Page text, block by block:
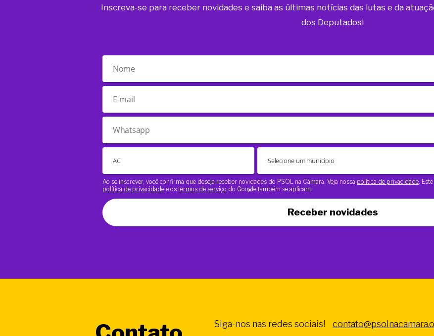
Inscreva-se para receber novidades e saiba as últimas notícias das lutas e da
dos Deputados!
Ao se inscrever, você confirma que deseja receber novidades do PSOL na Câmara. Veja nossa política de privacidade.
política de privacidade e os termos de serviço do Google também se aplicam.
Receber novidades
Siga-nos nas redes sociais!